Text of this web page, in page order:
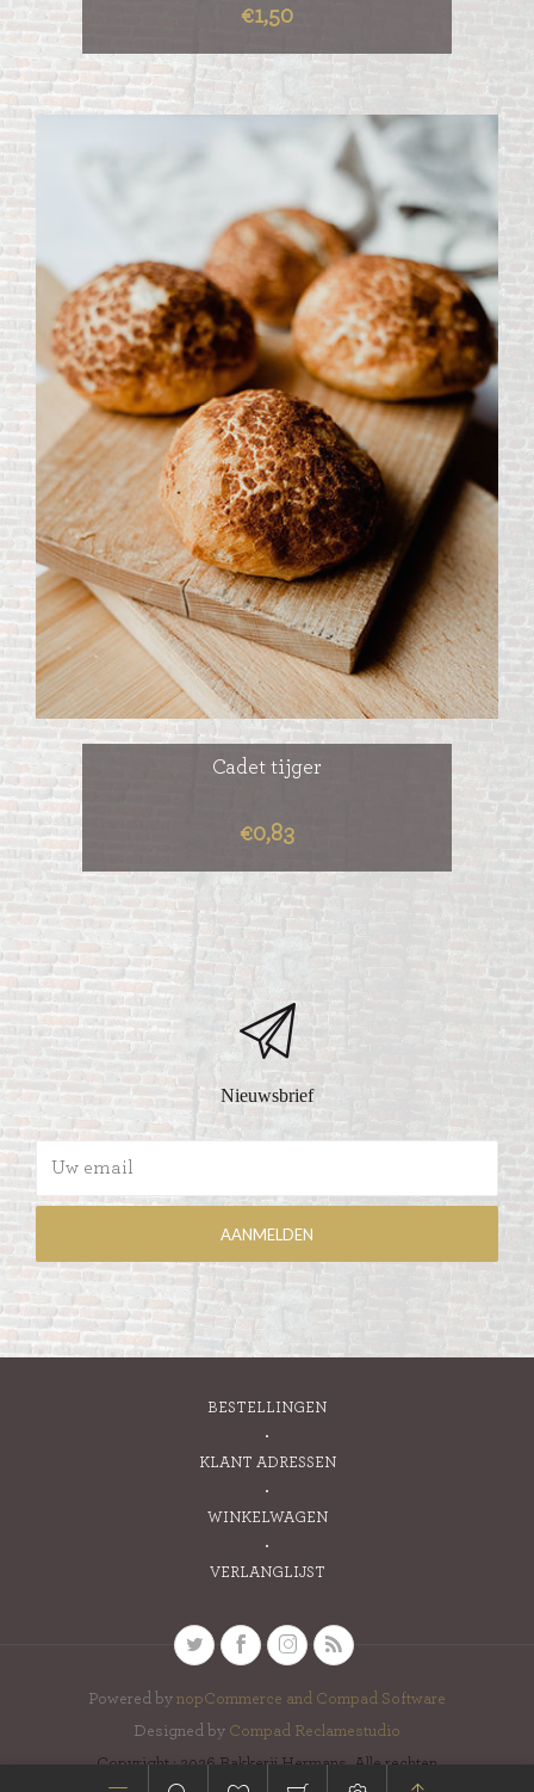
€1,50
Cadet tijger
€0,83
Nieuwsbrief
BESTELLINGEN
KLANT ADRESSEN
WINKELWAGEN
VERLANGLIJST
Powered by nopCommerce and Compad Software
Designed by Compad Reclamestudio
Copyright ; 2026 Bakkerij Hermans. Alle rechten
voorbehouden.